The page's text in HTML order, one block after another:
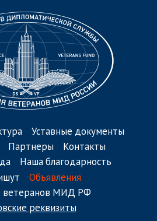
Уставные документы
Партнеры
Контакты
Наша благодарность
Объявления
ветеранов МИД РФ
реквизиты